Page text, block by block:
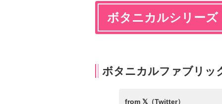
ボタニカルシリーズ
ボタニカルファブリッ